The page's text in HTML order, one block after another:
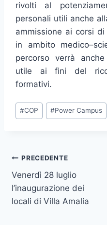
rivolti al
personali utili anche
ammissione ai corsi
in ambito
percorso verrà
utile ai fini del
formativi.
Tag
articolo:
#COP #Power Campus
Navigazione
articoli
PRECEDENTE
Venerdì 28 luglio
l’inaugurazione dei
locali di Villa Amalia